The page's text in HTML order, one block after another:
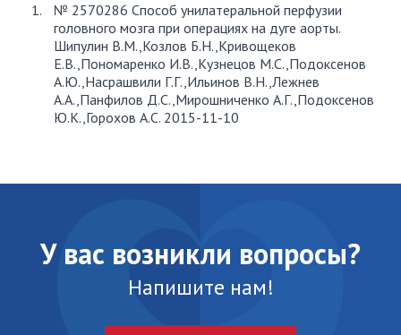
№ 2570286 Способ унилатеральной перфузии
головного мозга при операциях на дуге аорты.
Шипулин В.М.,Козлов Б.Н.,Кривощеков
Е.В.,Пономаренко И.В.,Кузнецов М.С.,Подоксенов
А.Ю.,Насрашвили Г.Г.,Ильинов В.Н.,Лежнев
А.А.,Панфилов Д.С.,Мирошниченко А.Г.,Подоксенов
Ю.К.,Горохов А.С. 2015-11-10
У вас возникли вопросы?
Напишите нам!